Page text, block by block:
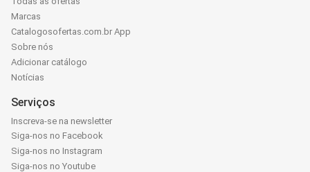
Marcas
Catalogosofertas.com.br App
Sobre nós
Adicionar catálogo
Notícias
Serviços
Inscreva-se na newsletter
Siga-nos no Facebook
Siga-nos no Instagram
Siga-nos no Youtube